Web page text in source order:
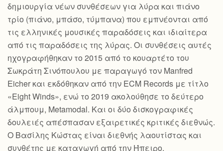
δημιουργία νέων συνθέσεων για λύρα και πιάνο
τρίο (πιάνο, μπάσο, τύμπανα) που εμπνέονται από
τις ελληνικές μουσικές παραδόσεις και ιδιαίτερα
από τις παραδόσεις της λύρας. Οι συνθέσεις αυτές
ηχογραφήθηκαν το 2015 από το κουαρτέτο του
Σωκράτη Σινόπουλου με παραγωγό τον Manfred
Eicher και εκδόθηκαν από την ECM Records με τίτλο
«Eight Winds», ενώ το 2019 ακολούθησε το δεύτερο
άλμπουμ, Metamodal. Και οι δύο δισκογραφικές
δουλειές απέσπασαν εξαιρετικές κριτικές διεθνώς.
Ο Βασίλης Κώστας είναι διεθνής λαουτίστας και
συνθέτης με καταγωγή από την Ήπειρο.